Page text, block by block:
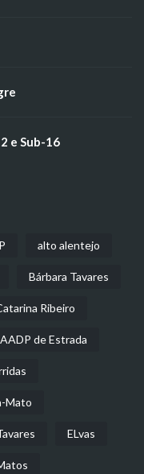
e Sub-16
alto alentejo
Bárbara Tavares
Ribeiro
de Estrada
Mato
ELvas